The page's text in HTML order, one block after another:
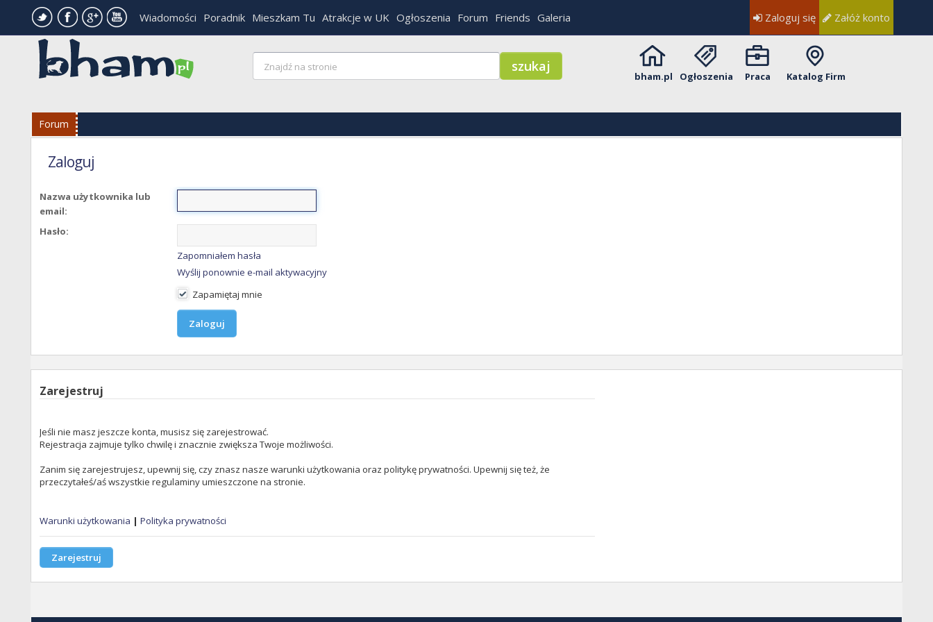
Wiadomości Poradnik Mieszkam Tu Atrakcje w UK Ogłoszenia Forum Friends Galeria Zaloguj się Załóż konto
bham.pl Ogłoszenia Praca Katalog Firm
Forum
Zaloguj
Nazwa użytkownika lub
email:
Hasło:
Zapomniałem hasła
Wyślij ponownie e-mail aktywacyjny
Zapamiętaj mnie
Zarejestruj
Jeśli nie masz jeszcze konta, musisz się zarejestrować.
Rejestracja zajmuje tylko chwilę i znacznie zwiększa Twoje możliwości.
Zanim się zarejestrujesz, upewnij się, czy znasz nasze warunki użytkowania oraz politykę prywatności. Upewnij się też, że
przeczytałeś/aś wszystkie regulaminy umieszczone na stronie.
Warunki użytkowania | Polityka prywatności
Zarejestruj